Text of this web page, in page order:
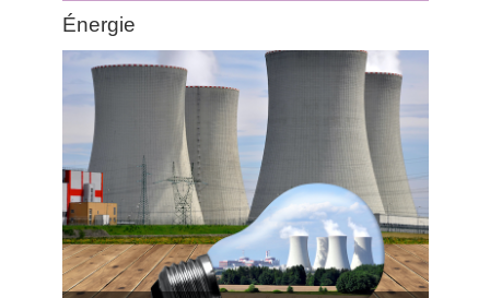
Category:
Énergie
Énergie